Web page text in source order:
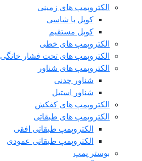
الکتروپمپ های زمینی
کوپل با شاسی
کوپل مستقیم
الکتروپمپ های خطی
الکتروپمپ های تحت فشار خانگی
الکتروپمپ های شناور
شناور چدنی
شناور استیل
الکتروپمپ های کفکش
الکتروپمپ های طبقاتی
الکتروپمپ طبقاتی افقی
الکتروپمپ طبقاتی عمودی
بوستر پمپ